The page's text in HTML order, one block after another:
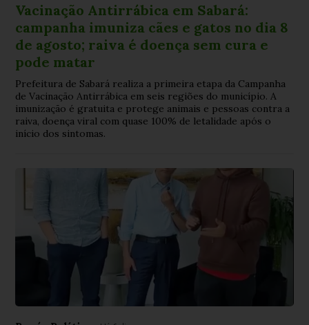
Vacinação Antirrábica em Sabará:
campanha imuniza cães e gatos no dia 8
de agosto; raiva é doença sem cura e
pode matar
Prefeitura de Sabará realiza a primeira etapa da Campanha
de Vacinação Antirrábica em seis regiões do município. A
imunização é gratuita e protege animais e pessoas contra a
raiva, doença viral com quase 100% de letalidade após o
início dos sintomas.